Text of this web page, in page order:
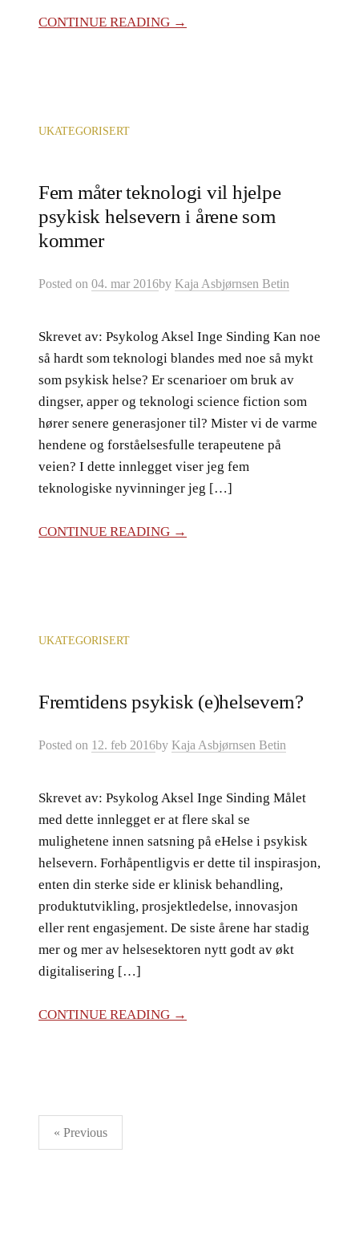
CONTINUE READING →
UKATEGORISERT
Fem måter teknologi vil hjelpe
psykisk helsevern i årene som
kommer
Posted on 04. mar 2016by Kaja Asbjørnsen Betin
Skrevet av: Psykolog Aksel Inge Sinding Kan noe
så hardt som teknologi blandes med noe så mykt
som psykisk helse? Er scenarioer om bruk av
dingser, apper og teknologi science fiction som
hører senere generasjoner til? Mister vi de varme
hendene og forståelsesfulle terapeutene på
veien? I dette innlegget viser jeg fem
teknologiske nyvinninger jeg […]
CONTINUE READING →
UKATEGORISERT
Fremtidens psykisk (e)helsevern?
Posted on 12. feb 2016by Kaja Asbjørnsen Betin
Skrevet av: Psykolog Aksel Inge Sinding Målet
med dette innlegget er at flere skal se
mulighetene innen satsning på eHelse i psykisk
helsevern. Forhåpentligvis er dette til inspirasjon,
enten din sterke side er klinisk behandling,
produktutvikling, prosjektledelse, innovasjon
eller rent engasjement. De siste årene har stadig
mer og mer av helsesektoren nytt godt av økt
digitalisering […]
CONTINUE READING →
« Previous